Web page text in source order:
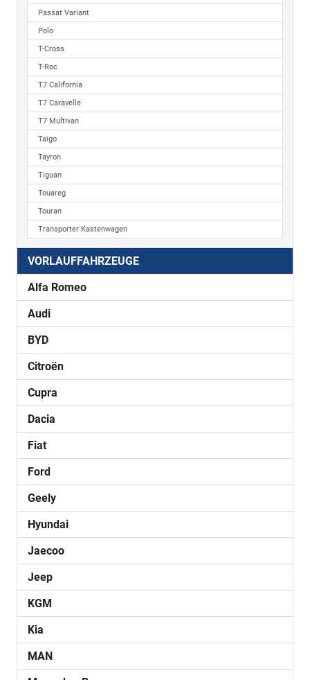
Passat Variant
Polo
T-Cross
T-Roc
T7 California
T7 Caravelle
T7 Multivan
Taigo
Tayron
Tiguan
Touareg
Touran
Transporter Kastenwagen
VORLAUFFAHRZEUGE
Alfa Romeo
Audi
BYD
Citroën
Cupra
Dacia
Fiat
Ford
Geely
Hyundai
Jaecoo
Jeep
KGM
Kia
MAN